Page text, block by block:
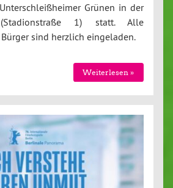
Grünen in der
(Stadionstraße 1) statt. Alle
sind herzlich eingeladen.
Weiterlesen »